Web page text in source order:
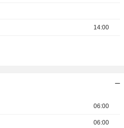
14:00
06:00
06:00